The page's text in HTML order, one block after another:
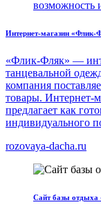
возможность
Интернет-магазин «Флик-
«Флик-Фляк» —
танцевальной
компания
товары. Интернет-
предлагает как
индивидуального
rozovaya-dacha.ru
Сайт базы отдыха